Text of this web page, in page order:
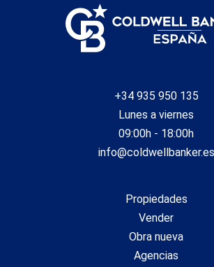
+34 935 950 135
Lunes a viernes
09:00h - 18:00h
info@coldwellbanker.es
Propiedades
Vender
Obra nueva
Agencias